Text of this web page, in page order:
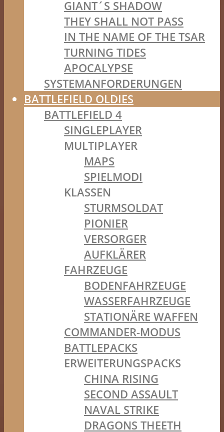
GIANT´S SHADOW
THEY SHALL NOT PASS
IN THE NAME OF THE TSAR
TURNING TIDES
APOCALYPSE
SYSTEMANFORDERUNGEN
BATTLEFIELD OLDIES
BATTLEFIELD 4
SINGLEPLAYER
MULTIPLAYER
MAPS
SPIELMODI
KLASSEN
STURMSOLDAT
PIONIER
VERSORGER
AUFKLÄRER
FAHRZEUGE
BODENFAHRZEUGE
WASSERFAHRZEUGE
STATIONÄRE WAFFEN
COMMANDER-MODUS
BATTLEPACKS
ERWEITERUNGSPACKS
CHINA RISING
SECOND ASSAULT
NAVAL STRIKE
DRAGONS THEETH